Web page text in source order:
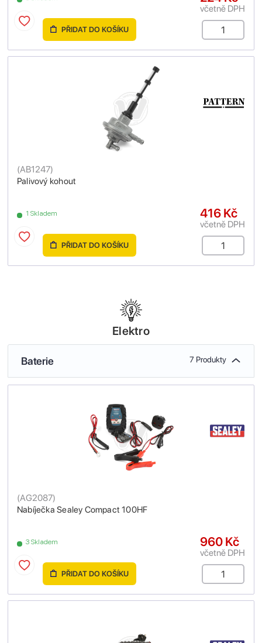
včetně DPH
PŘIDAT DO KOŠÍKU
Palivový kohout
(AB1247)
1 Skladem 416 Kč
včetně DPH
PŘIDAT DO KOŠÍKU
Elektro
Baterie 7 Produkty
Nabíječka Sealey Compact 100HF
(AG2087)
3 Skladem 960 Kč
včetně DPH
PŘIDAT DO KOŠÍKU